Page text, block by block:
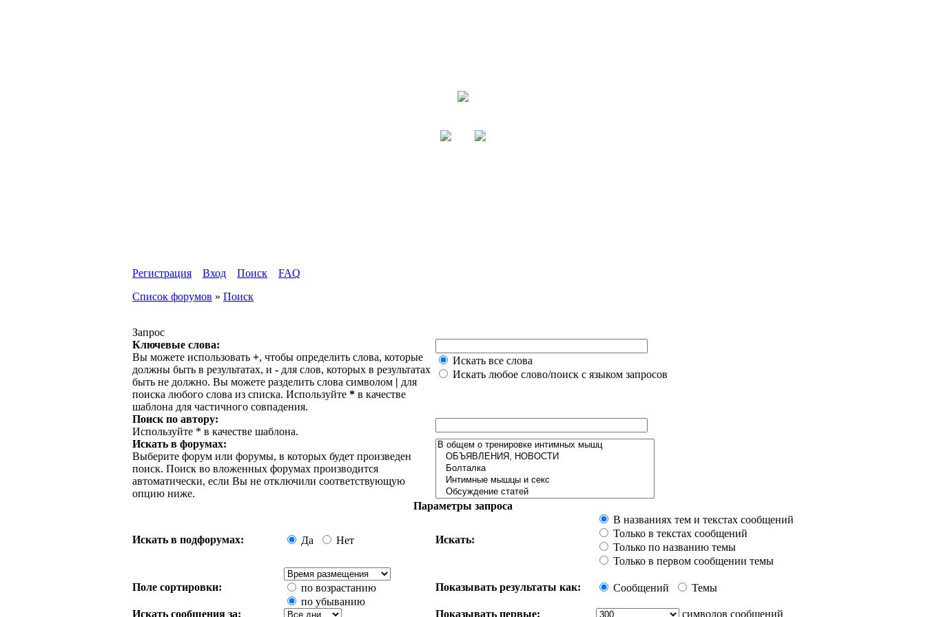
Регистрация Вход Поиск
FAQ
Список форумов » Поиск
Запрос
Ключевые слова:
Вы можете использовать +, чтобы определить слова, которые
должны быть в результатах, и - для слов, которых в результатах
быть не должно. Вы можете разделить слова символом | для
поиска любого слова из списка. Используйте * в качестве
шаблона для частичного совпадения.
Искать все слова
Искать любое слово/поиск с языком запросов
Поиск по автору:
Используйте * в качестве шаблона.
Искать в форумах:
Выберите форум или форумы, в которых будет произведен
поиск. Поиск во вложенных форумах производится
автоматически, если Вы не отключили соответствующую
опцию ниже.
Параметры запроса
Искать в подфорумах: Да Нет Искать:
В названиях тем и текстах сообщений
Только в текстах сообщений
Только по названию темы
Только в первом сообщении темы
Поле сортировки:
по возрастанию
по убыванию
Показывать результаты как: Сообщений Темы
Искать сообщения за: Показывать первые: символов сообщений